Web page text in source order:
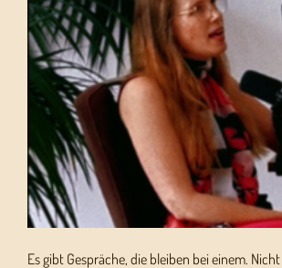
Es gibt Gespräche, die bleiben bei einem.